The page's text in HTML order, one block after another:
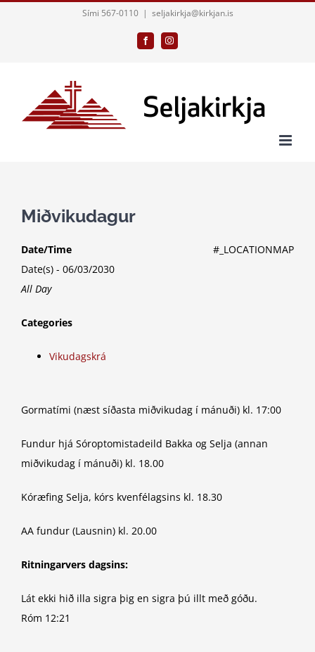
Sími 567-0110 | seljakirkja@kirkjan.is
FacebookInstagram
Miðvikudagur
#_LOCATIONMAP
Date/Time
Date(s) - 06/03/2030
All Day
Categories
Vikudagskrá
Gormatími (næst síðasta miðvikudag í mánuði) kl. 17:00
Fundur hjá Sóroptomistadeild Bakka og Selja (annan
miðvikudag í mánuði) kl. 18.00
Kóræfing Selja, kórs kvenfélagsins kl. 18.30
AA fundur (Lausnin) kl. 20.00
Ritningarvers dagsins:
Lát ekki hið illa sigra þig en sigra þú illt með góðu.
Róm 12:21